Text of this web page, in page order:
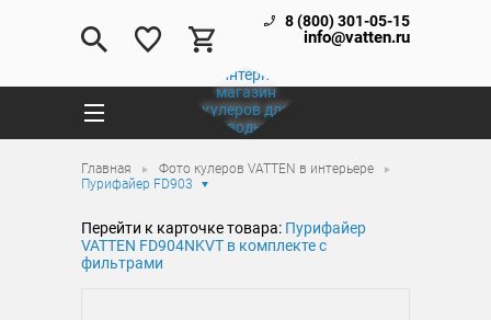
8 (800) 301-05-15
info@vatten.ru
Главная
Фото кулеров VATTEN в интерьере
Пурифайер FD903
Перейти к карточке товара: Пурифайер
VATTEN FD904NKVT в комплекте с
фильтрами